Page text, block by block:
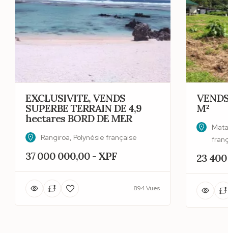
EXCLUSIVITE, VENDS
SUPERBE TERRAIN DE 4,9
hectares BORD DE MER
Rangiroa, Polynésie française
37 000 000,00 - XPF
894 Vues
M²
23